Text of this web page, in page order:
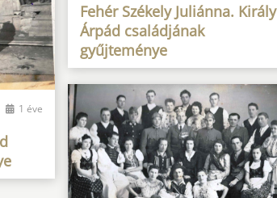
1 éve
Fehér Székely Juliánna. Király
Árpád családjának
gyűjteménye